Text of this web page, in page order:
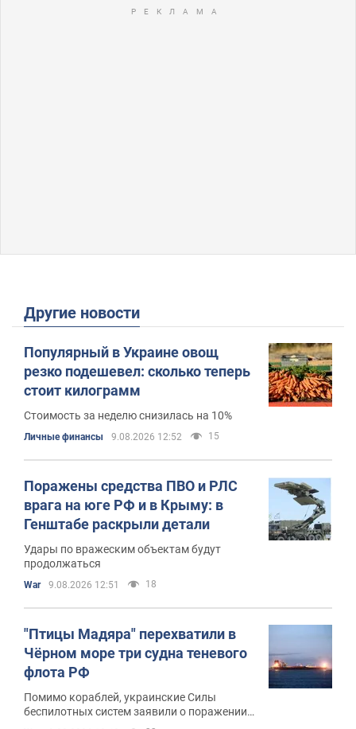
Другие новости
Популярный в Украине овощ
резко подешевел: сколько теперь
стоит килограмм
Стоимость за неделю снизилась на 10%
Личные финансы 9.08.2026 12:52 15
Поражены средства ПВО и РЛС
врага на юге РФ и в Крыму: в
Генштабе раскрыли детали
Удары по вражеским объектам будут
продолжаться
War 9.08.2026 12:51 18
"Птицы Мадяра" перехватили в
Чёрном море три судна теневого
флота РФ
Помимо кораблей, украинские Силы
беспилотных систем заявили о поражении
пяти российских средств